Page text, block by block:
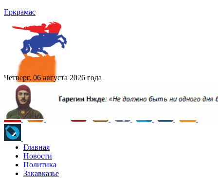
Еркрамас
Четверг, 06 августа 2026 года
Главная
Новости
Политика
Закавказье